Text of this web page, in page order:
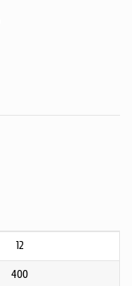
12
400